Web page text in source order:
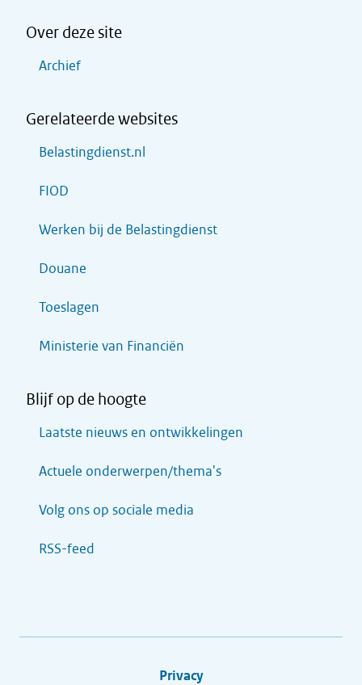
Over deze site
Archief
Gerelateerde websites
Belastingdienst.nl
FIOD
Werken bij de Belastingdienst
Douane
Toeslagen
Ministerie van Financiën
Blijf op de hoogte
Laatste nieuws en ontwikkelingen
Actuele onderwerpen/thema's
Volg ons op sociale media
RSS-feed
Privacy